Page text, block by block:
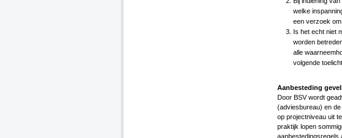
welke
een verzoek om
Is het echt niet
worden
alle
volgende
Aanbesteding
Door BSV wordt
(adviesbureau) en
op projectniveau uit
praktijk lopen
aanbestedingsregels